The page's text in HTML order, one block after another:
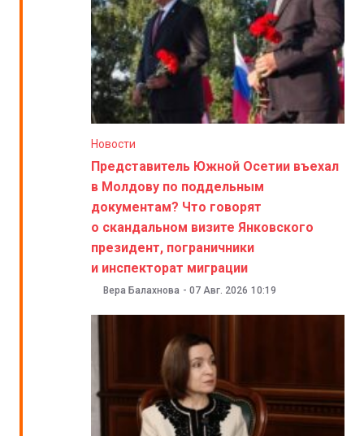
Новости
Представитель Южной Осетии въехал
в Молдову по поддельным
документам? Что говорят
о скандальном визите Янковского
президент, пограничники
и инспекторат миграции
Вера Балахнова - 07 Авг. 2026 10:19